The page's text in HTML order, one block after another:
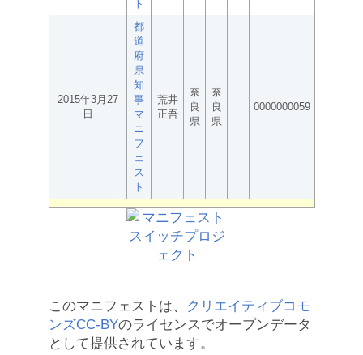
ト
2015年3月27
日
都
道
府
県
知
事
マ
ニ
フ
ェ
ス
ト
荒井
正吾
奈
良
県
奈
良
県
0000000059
このマニフェストは、
クリエイティブコモ
ンズCC-BYのライセンスでオープンデータ
として提供されています。